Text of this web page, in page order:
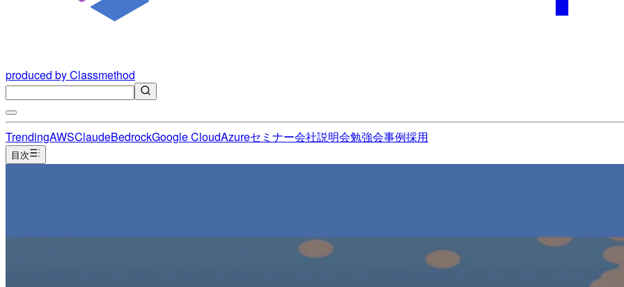
produced by Classmethod
TrendingAWSClaudeBedrockGoogle CloudAzureセミナー会社説明会勉強会事例採用
目次